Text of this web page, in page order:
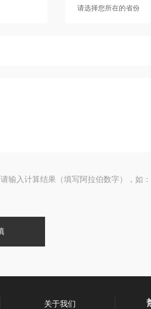
请输入计算结果（填写阿拉伯数字），如
关于我们